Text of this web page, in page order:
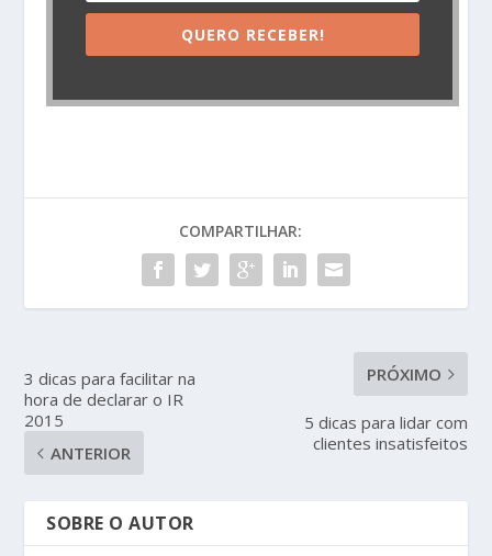
QUERO RECEBER!
COMPARTILHAR:
3 dicas para facilitar na
hora de declarar o IR
2015
ANTERIOR
PRÓXIMO
5 dicas para lidar com
clientes insatisfeitos
SOBRE O AUTOR